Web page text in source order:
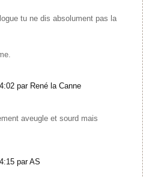
tu ne dis absolument pas la
par René la Canne
aveugle et sourd mais
par AS